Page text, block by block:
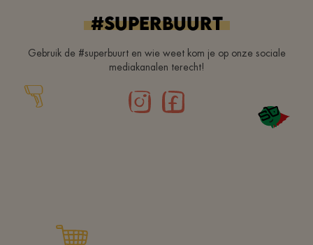
#superbuurt
Gebruik de #superbuurt en wie weet kom je op onze sociale
mediakanalen terecht!